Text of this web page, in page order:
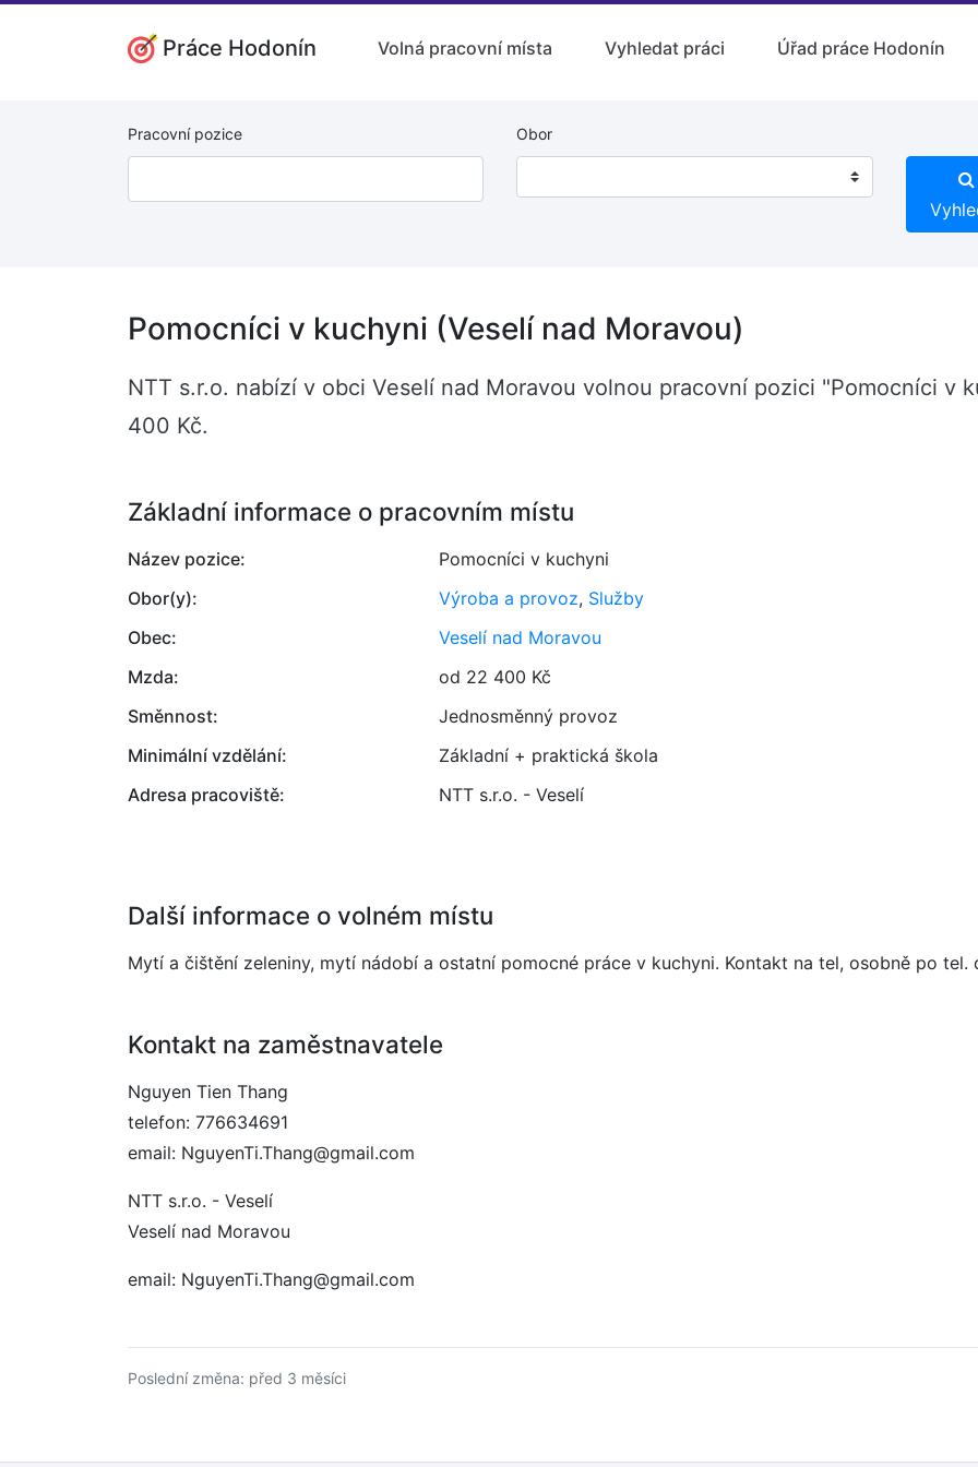
Práce Hodonín Volná pracovní místa Vyhledat práci Úřad práce Hodonín
Pracovní pozice Obor
Pomocníci v kuchyni (Veselí nad Moravou)
NTT s.r.o. nabízí v obci Veselí nad Moravou volnou pracovní pozici "Pomocníci v
400 Kč.
Základní informace o pracovním místu
Název pozice:
Pomocníci v kuchyni
Obor(y):
Výroba a provoz, Služby
Obec:
Veselí nad Moravou
Mzda:
od 22 400 Kč
Směnnost:
Jednosměnný provoz
Minimální vzdělání:
Základní + praktická škola
Adresa pracoviště:
NTT s.r.o. - Veselí
Další informace o volném místu
Mytí a čištění zeleniny, mytí nádobí a ostatní pomocné práce v kuchyni. Kontakt na tel, osobně po tel.
Kontakt na zaměstnavatele
Nguyen Tien Thang
telefon: 776634691
email: NguyenTi.Thang@gmail.com
NTT s.r.o. - Veselí
Veselí nad Moravou
email: NguyenTi.Thang@gmail.com
Poslední změna: před 3 měsíci